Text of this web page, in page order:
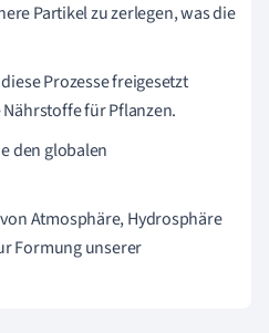
Partikel zu zerlegen, was die
Prozesse freigesetzt
für Pflanzen.
den globalen
Atmosphäre, Hydrosphäre
Formung unserer